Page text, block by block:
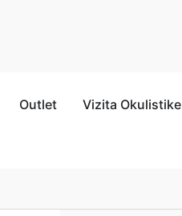
Outlet
Vizita Okulistike